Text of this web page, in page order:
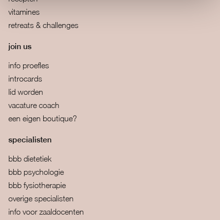
vitamines
retreats & challenges
join us
info proefles
introcards
lid worden
vacature coach
een eigen boutique?
specialisten
bbb dietetiek
bbb psychologie
bbb fysiotherapie
overige specialisten
info voor zaaldocenten